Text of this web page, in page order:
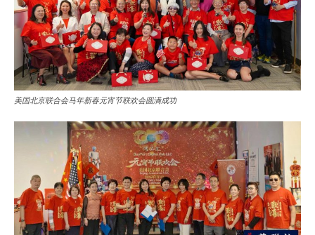
美国北京联合会马年新春元宵节联欢会圆满成功